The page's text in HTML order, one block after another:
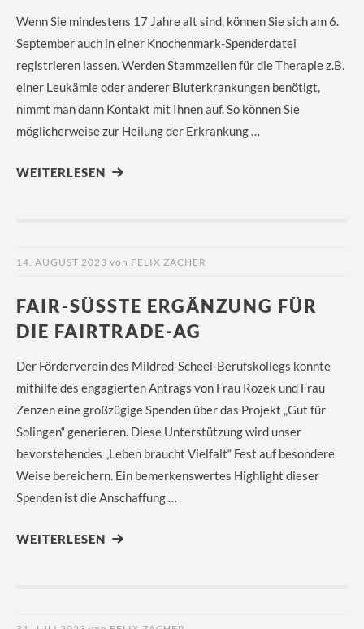
Wenn Sie mindestens 17 Jahre alt sind, können Sie sich am 6.
September auch in einer Knochenmark-Spenderdatei
registrieren lassen. Werden Stammzellen für die Therapie z.B.
einer Leukämie oder anderer Bluterkrankungen benötigt,
nimmt man dann Kontakt mit Ihnen auf. So können Sie
möglicherweise zur Heilung der Erkrankung …
WEITERLESEN
14. AUGUST 2023 von FELIX ZACHER
FAIR-SÜSSTE ERGÄNZUNG FÜR D
IE FAIRTRADE-AG
Der Förderverein des Mildred-Scheel-Berufskollegs konnte
mithilfe des engagierten Antrags von Frau Rozek und Frau
Zenzen eine großzügige Spenden über das Projekt „Gut für
Solingen“ generieren. Diese Unterstützung wird unser
bevorstehendes „Leben braucht Vielfalt“ Fest auf besondere
Weise bereichern. Ein bemerkenswertes Highlight dieser
Spenden ist die Anschaffung …
WEITERLESEN